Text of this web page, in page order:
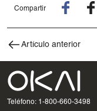
Compartir
Artículo anterior
Teléfono: 1-800-660-3498